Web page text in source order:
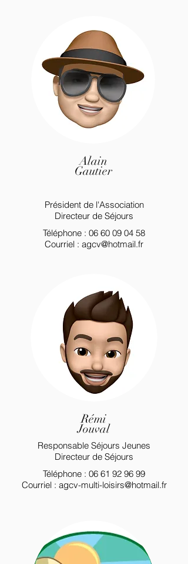
Alain
Gautier
Président de l'Association
Directeur de Séjours
Téléphone : 06 60 09 04 58
Courriel : agcv@hotmail.fr
Rémi
Jouval
Responsable Séjours Jeunes
Directeur de Séjours
Téléphone : 06 61 92 96 99
Courriel : agcv-multi-loisirs@hotmail.fr